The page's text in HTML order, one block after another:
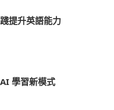
提升英語能力
學習新模式